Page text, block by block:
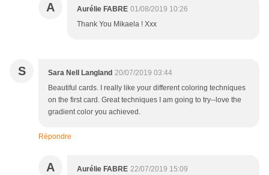
A Aurélie FABRE 01/08/2019 10:26
Thank You Mikaela ! Xxx
S Sara Nell Langland 20/07/2019 03:44
Beautiful cards. I really like your different coloring techniques
on the first card. Great techniques I am going to try--love the
gradient color you achieved.
Répondre
A Aurélie FABRE 22/07/2019 15:09